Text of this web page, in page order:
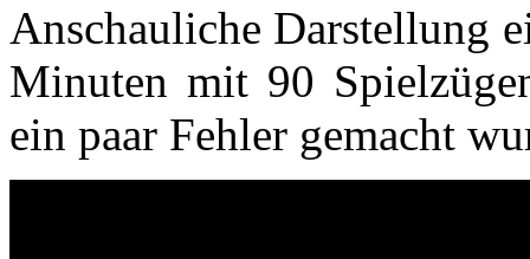
Anschauliche Darstellung
Minuten mit 90
ein paar Fehler gemacht